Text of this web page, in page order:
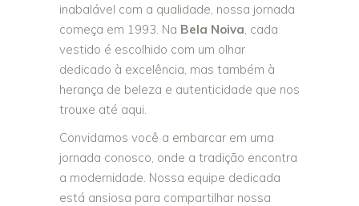
inabalável com a qualidade, nossa jornada
começa em 1993. Na Bela Noiva , cada
vestido é escolhido com um olhar
dedicado à excelência, mas também à
herança de beleza e autenticidade que nos
trouxe até aqui.
Convidamos você a embarcar em uma
jornada conosco, onde a tradição encontra
a modernidade. Nossa equipe dedicada
está ansiosa para compartilhar nossa